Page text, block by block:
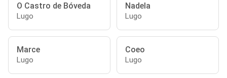
O Castro de Bóveda
Lugo
Nadela
Lugo
Marce
Lugo
Coeo
Lugo